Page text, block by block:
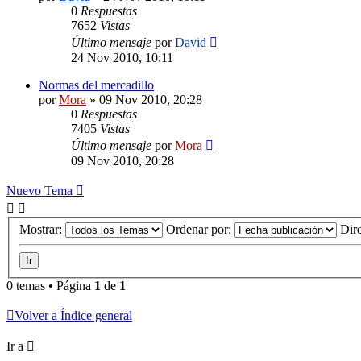
0 Respuestas
7652 Vistas
Último mensaje porDavid
24 Nov 2010, 10:11
Normas del mercadillo
porMora » 09 Nov 2010, 20:28
0 Respuestas
7405 Vistas
Último mensaje porMora
09 Nov 2010, 20:28
Nuevo Tema
Mostrar: Ordenar por:
0 temas • Página 1 de 1
Volver a Índice general
Ir a